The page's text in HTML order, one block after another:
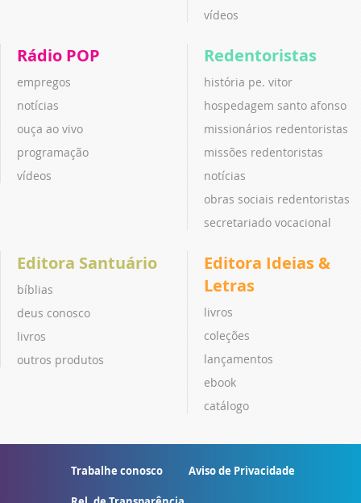
vídeos
Rádio POP
empregos
notícias
ouça ao vivo
programação
vídeos
Redentoristas
história pe. vitor
hospedagem santo afonso
missionários redentoristas
missões redentoristas
notícias
obras sociais redentoristas
secretariado vocacional
Editora Santuário
bíblias
deus conosco
livros
outros produtos
Editora Ideias &
Letras
livros
coleções
lançamentos
ebook
catálogo
Trabalhe conosco Aviso de Privacidade